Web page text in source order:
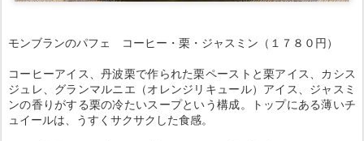
モンブランのパフェ コーヒー・栗・ジャスミン（１７８０円）
コーヒーアイス、丹波栗で作られた栗ペーストと栗アイス、カシス
ジュレ、グランマルニエ（オレンジリキュール）アイス、ジャスミ
ンの香りがする栗の冷たいスープという構成。トップにある薄いチ
ュイールは、うすくサクサクした食感。